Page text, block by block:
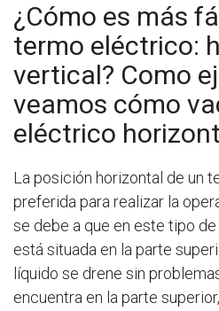
¿Cómo es más
termo eléctrico:
vertical? Como
veamos cómo
eléctrico
La posición horizontal de un
preferida para realizar la
se debe a que en este tipo
está situada en la parte
líquido se drene sin
encuentra en la parte